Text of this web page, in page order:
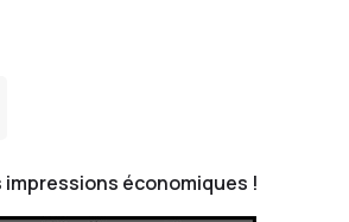
impressions économiques !